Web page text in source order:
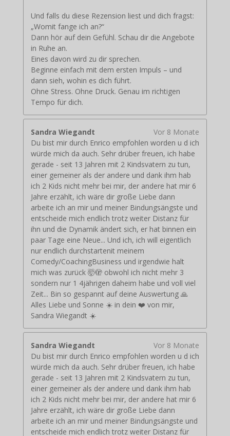
Und falls du diese Rezension liest und dich fragst:
„Womit fange ich an?“
Dann hör auf dein Gefühl. Schau dir die Angebote
in Ruhe an.
Eines davon wird zu dir sprechen.
Beginne einfach mit dem ersten Impuls – und
dann sieh, wohin es dich führt.
Ohne Stress. Ohne Druck. Genau im richtigen
Tempo für dich.
Sandra Wiegandt
Vor 8 Monate
Du bist mir durch Enrico empfohlen worden u d ich
würde mich da auch. Sehr drüber freuen, ich habe
gerade - seit 13 Jahren mit 2 Kindsvatern zu tun,
einer gemeiner als der andere und dank ihm hab
ich 2 Kids nicht mehr bei mir, der andere hat mir 6
Jahre erzählt, ich wäre dir große Liebe dann
arbeite ich an mir und meiner Bindungsängste und
entscheide mich endlich trotz weiter Distanz für
ihn und die Dynamik ändert sich, er hat binnen ein
paar Tage eine Neue... Und ich, ich will eigentlich
nur endlich durchstartenit meinem
Comedy/CoachingBusiness und irgendwie halt
mich was zurück 🤯🫣 obwohl ich nicht mehr 3
sondern nur 1 4jährigen daheim habe und voll viel
Zeit... Bin so gespannt auf deine Auswertung 🙏
Alles Liebe und Sonne ☀️ in dein ❤️ von mir,
Sandra Wiegandt ☀️
Sandra Wiegandt
Vor 8 Monate
Du bist mir durch Enrico empfohlen worden u d ich
würde mich da auch. Sehr drüber freuen, ich habe
gerade - seit 13 Jahren mit 2 Kindsvatern zu tun,
einer gemeiner als der andere und dank ihm hab
ich 2 Kids nicht mehr bei mir, der andere hat mir 6
Jahre erzählt, ich wäre dir große Liebe dann
arbeite ich an mir und meiner Bindungsängste und
entscheide mich endlich trotz weiter Distanz für